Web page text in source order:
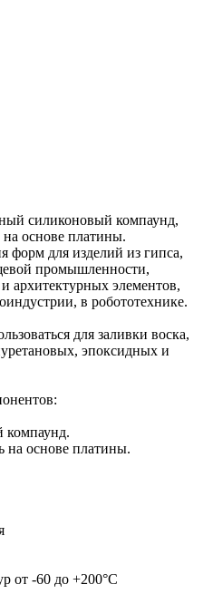
силиконовый компаунд,
основе платины.
форм для изделий из гипса,
промышленности,
архитектурных элементов,
в робототехнике.
для заливки воска,
эпоксидных и
на основе платины.
от -60 до +200°С